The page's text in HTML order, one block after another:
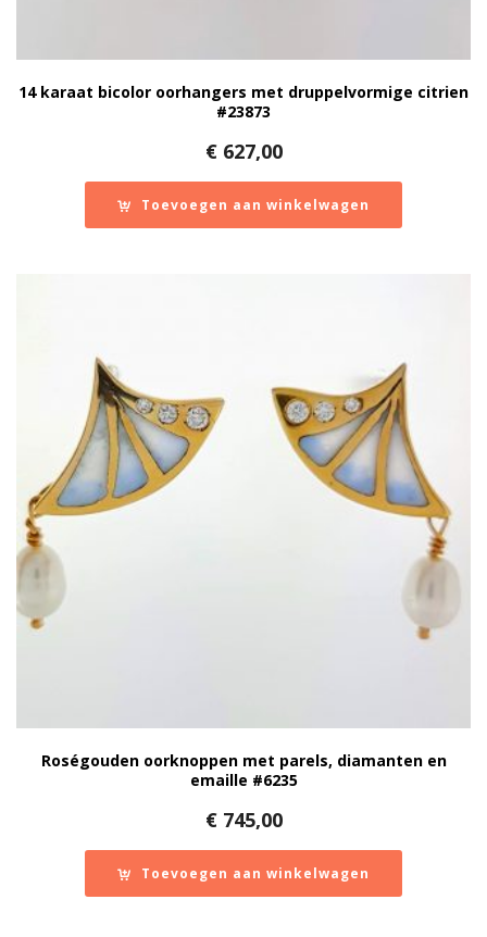
14 karaat bicolor oorhangers met druppelvormige citrien
#23873
€627,00
Toevoegen aan winkelwagen
Roségouden oorknoppen met parels, diamanten en
emaille #6235
€745,00
Toevoegen aan winkelwagen